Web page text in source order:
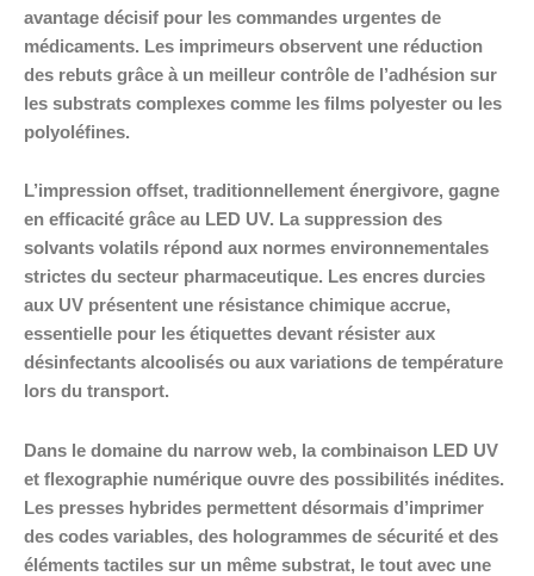
avantage décisif pour les commandes urgentes de
médicaments. Les imprimeurs observent une réduction
des rebuts grâce à un meilleur contrôle de l’adhésion sur
les substrats complexes comme les films polyester ou les
polyoléfines.
L’impression offset, traditionnellement énergivore, gagne
en efficacité grâce au LED UV. La suppression des
solvants volatils répond aux normes environnementales
strictes du secteur pharmaceutique. Les encres durcies
aux UV présentent une résistance chimique accrue,
essentielle pour les étiquettes devant résister aux
désinfectants alcoolisés ou aux variations de température
lors du transport.
Dans le domaine du narrow web, la combinaison LED UV
et flexographie numérique ouvre des possibilités inédites.
Les presses hybrides permettent désormais d’imprimer
des codes variables, des hologrammes de sécurité et des
éléments tactiles sur un même substrat, le tout avec une